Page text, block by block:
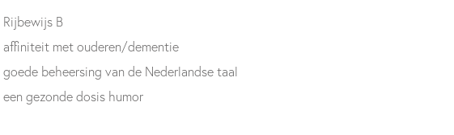
Rijbewijs B
affiniteit met ouderen/dementie
goede beheersing van de Nederlandse taal
een gezonde dosis humor